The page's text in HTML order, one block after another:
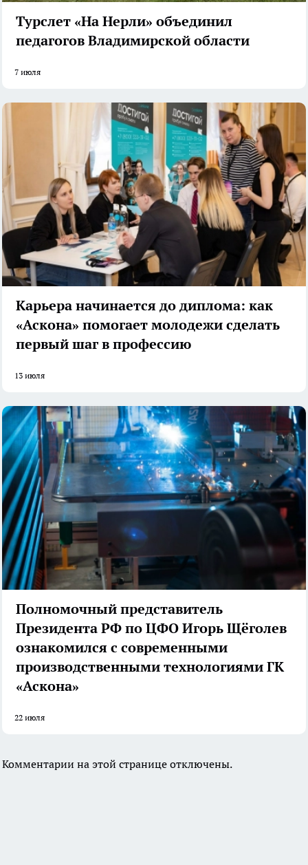
Турслет «На Нерли» объединил
педагогов Владимирской области
7 июля
Карьера начинается до диплома: как
«Аскона» помогает молодежи сделать
первый шаг в профессию
13 июля
Полномочный представитель
Президента РФ по ЦФО Игорь Щёголев
ознакомился с современными
производственными технологиями ГК
«Аскона»
22 июля
Комментарии на этой странице отключены.